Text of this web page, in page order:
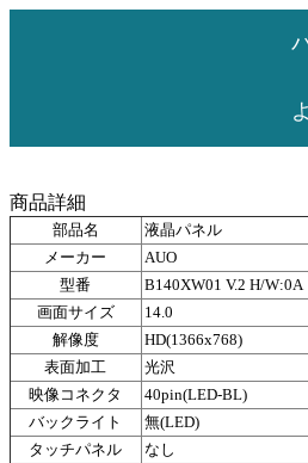
商品詳細
部品名
液晶パネル
メーカー
AUO
型番
B140XW01 V.2 H/W:0A
画面サイズ
14.0
解像度
HD(1366x768)
表面加工
光沢
映像コネクタ
40pin(LED-BL)
バックライト
無(LED)
タッチパネル
なし